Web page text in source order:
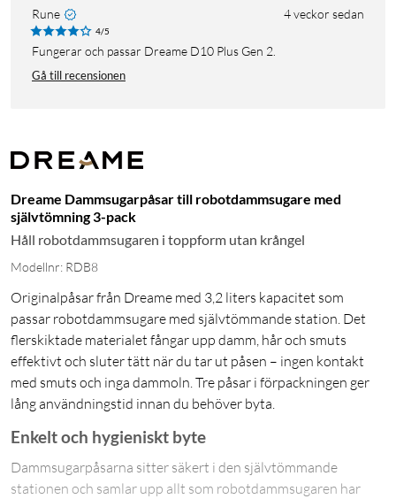
Rune 4 veckor sedan
4/5
Fungerar och passar Dreame D10 Plus Gen 2.
Gå till recensionen
Dreame Dammsugarpåsar till robotdammsugare med
självtömning 3-pack
Håll robotdammsugaren i toppform utan krångel
Modellnr: RDB8
Originalpåsar från Dreame med 3,2 liters kapacitet som
passar robotdammsugare med självtömmande station. Det
flerskiktade materialet fångar upp damm, hår och smuts
effektivt och sluter tätt när du tar ut påsen – ingen kontakt
med smuts och inga dammoln. Tre påsar i förpackningen ger
lång användningstid innan du behöver byta.
Enkelt och hygieniskt byte
Dammsugarpåsarna sitter säkert i den självtömmande
stationen och samlar upp allt som robotdammsugaren har